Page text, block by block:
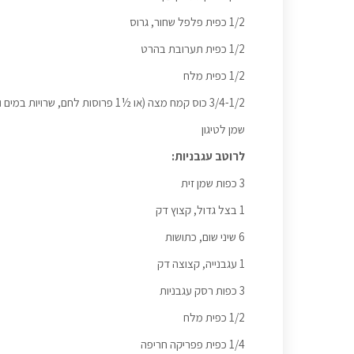
1/2 כפית פלפל שחור, גרוס
1/2 כפית תערובת בהרט
1/2 כפית מלח
3/4-1/2 כוס קמח מצה (או ½1 פרוסות לחם, שרויות במים וסחוטות היטב)
שמן לטיגון
לרוטב עגבניות:
3 כפות שמן זית
1 בצל גדול, קצוץ דק
6 שיני שום, כתושות
1 עגבנייה, קצוצה דק
3 כפות רסק עגבניות
1/2 כפית מלח
1/4 כפית פפריקה חריפה